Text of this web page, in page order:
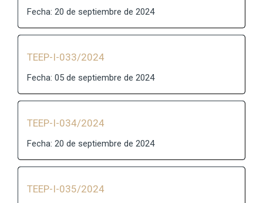
Fecha: 20 de septiembre de 2024
TEEP-I-033/2024
Fecha: 05 de septiembre de 2024
TEEP-I-034/2024
Fecha: 20 de septiembre de 2024
TEEP-I-035/2024